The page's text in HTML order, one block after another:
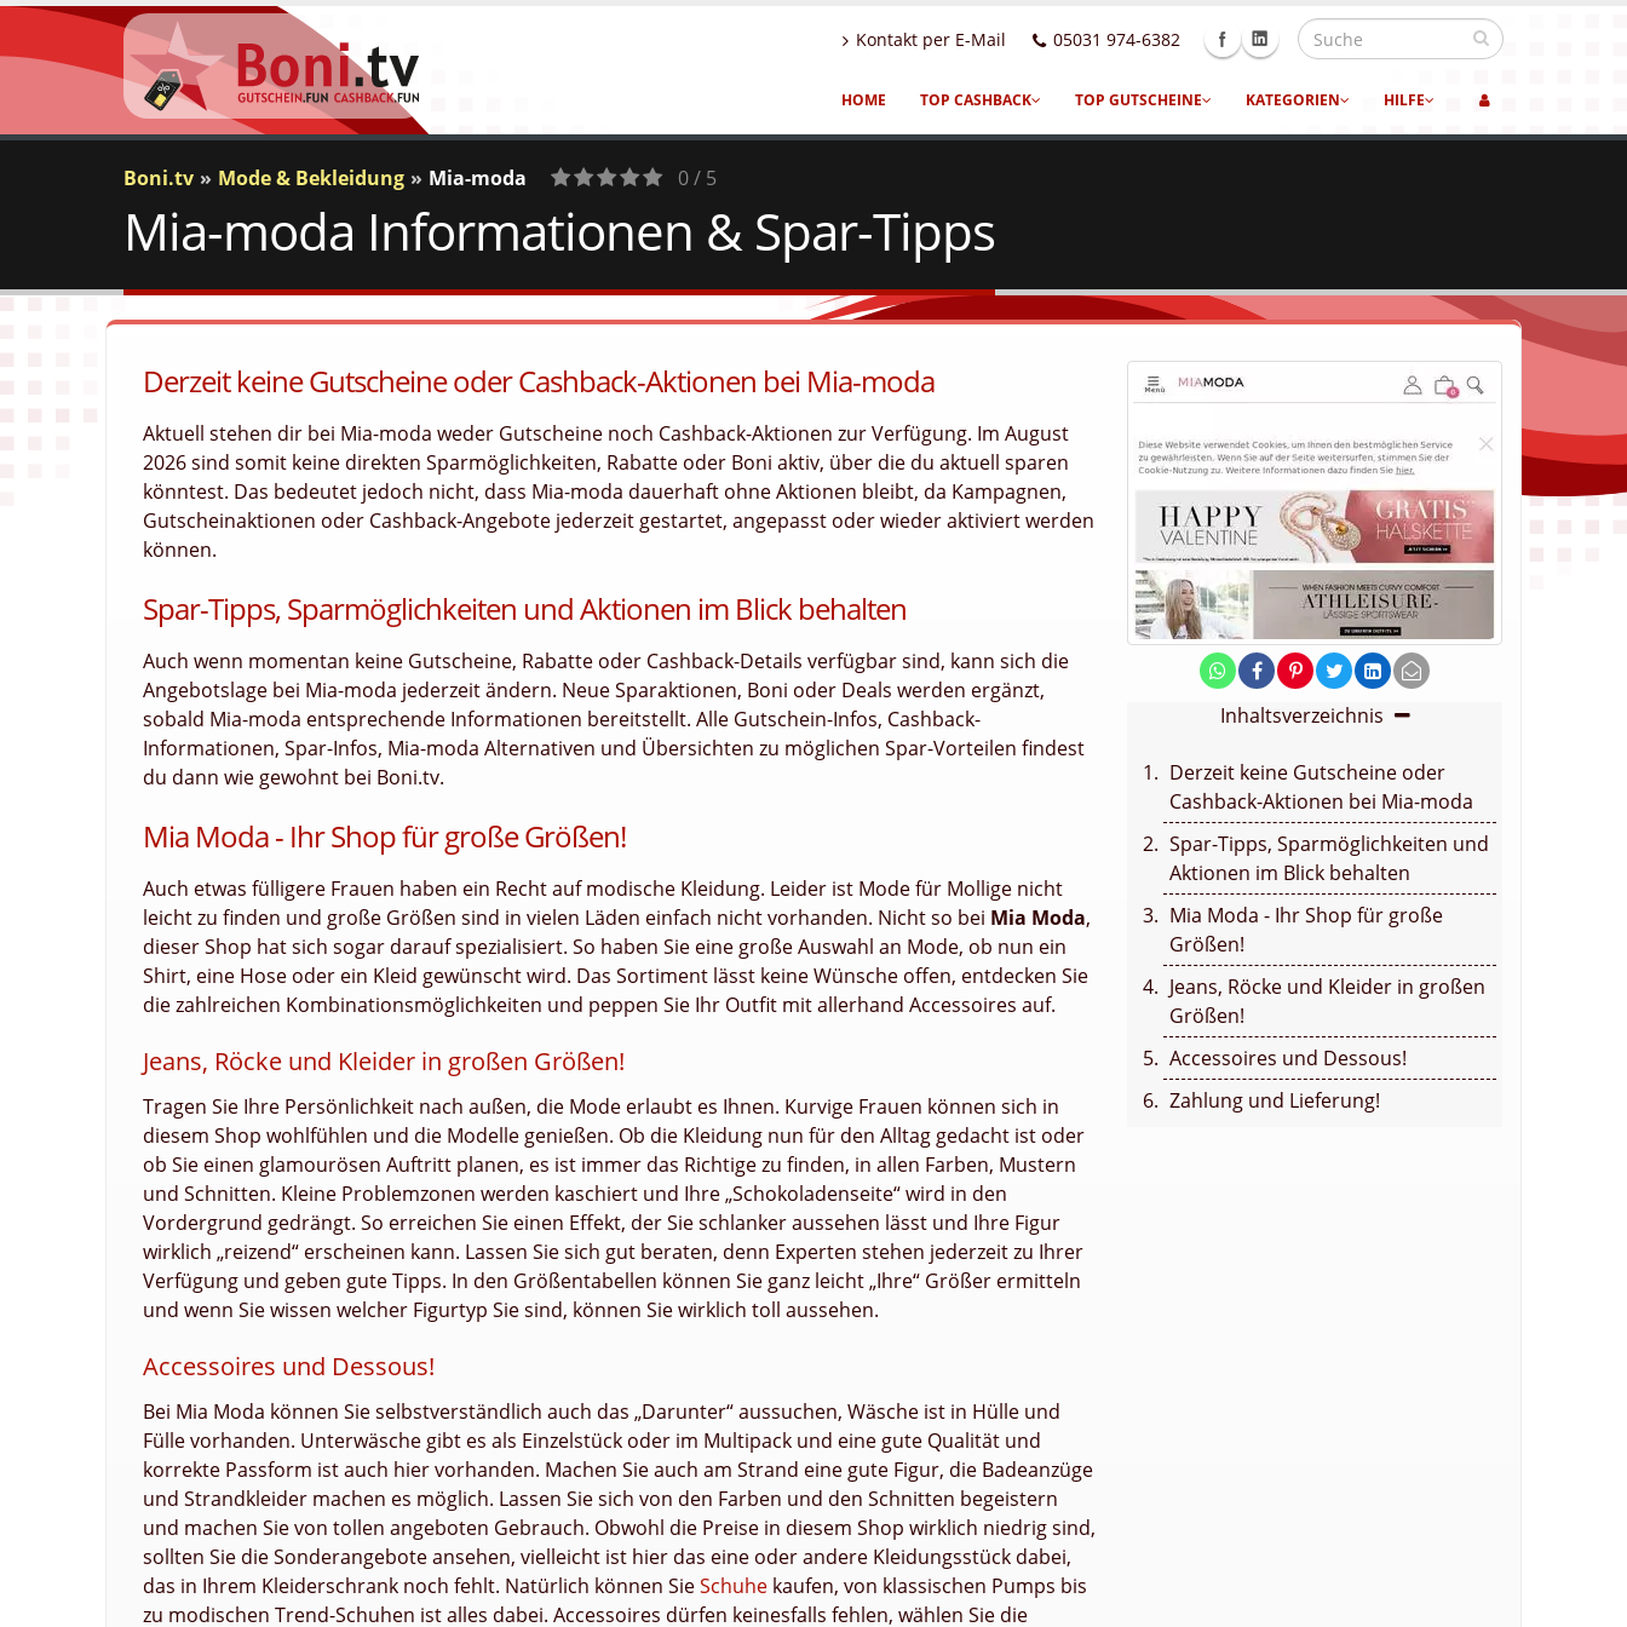
Kontakt per E-Mail 05031 974-6382
HOME TOP CASHBACK TOP GUTSCHEINE KATEGORIEN HILFE
Boni.tv Mode & Bekleidung Mia-moda
Votes
0 / 5
Mia-moda Informationen & Spar-Tipps
Inhaltsverzeichnis
Derzeit keine Gutscheine oder
Cashback-Aktionen bei Mia-moda
Spar-Tipps, Sparmöglichkeiten und
Aktionen im Blick behalten
Mia Moda - Ihr Shop für große
Größen!
Jeans, Röcke und Kleider in großen
Größen!
Accessoires und Dessous!
Zahlung und Lieferung!
Derzeit keine Gutscheine oder Cashback-Aktionen bei Mia-moda
Aktuell stehen dir bei Mia-moda weder Gutscheine noch Cashback-Aktionen zur Verfügung. Im August
2026 sind somit keine direkten Sparmöglichkeiten, Rabatte oder Boni aktiv, über die du aktuell sparen
könntest. Das bedeutet jedoch nicht, dass Mia-moda dauerhaft ohne Aktionen bleibt, da Kampagnen,
Gutscheinaktionen oder Cashback-Angebote jederzeit gestartet, angepasst oder wieder aktiviert werden
können.
Spar-Tipps, Sparmöglichkeiten und Aktionen im Blick behalten
Auch wenn momentan keine Gutscheine, Rabatte oder Cashback-Details verfügbar sind, kann sich die
Angebotslage bei Mia-moda jederzeit ändern. Neue Sparaktionen, Boni oder Deals werden ergänzt,
sobald Mia-moda entsprechende Informationen bereitstellt. Alle Gutschein-Infos, Cashback-
Informationen, Spar-Infos, Mia-moda Alternativen und Übersichten zu möglichen Spar-Vorteilen findest
du dann wie gewohnt bei Boni.tv.
Mia Moda - Ihr Shop für große Größen!
Auch etwas fülligere Frauen haben ein Recht auf modische Kleidung. Leider ist Mode für Mollige nicht
leicht zu finden und große Größen sind in vielen Läden einfach nicht vorhanden. Nicht so bei Mia Moda,
dieser Shop hat sich sogar darauf spezialisiert. So haben Sie eine große Auswahl an Mode, ob nun ein
Shirt, eine Hose oder ein Kleid gewünscht wird. Das Sortiment lässt keine Wünsche offen, entdecken Sie
die zahlreichen Kombinationsmöglichkeiten und peppen Sie Ihr Outfit mit allerhand Accessoires auf.
Jeans, Röcke und Kleider in großen Größen!
Tragen Sie Ihre Persönlichkeit nach außen, die Mode erlaubt es Ihnen. Kurvige Frauen können sich in
diesem Shop wohlfühlen und die Modelle genießen. Ob die Kleidung nun für den Alltag gedacht ist oder
ob Sie einen glamourösen Auftritt planen, es ist immer das Richtige zu finden, in allen Farben, Mustern
und Schnitten. Kleine Problemzonen werden kaschiert und Ihre „Schokoladenseite“ wird in den
Vordergrund gedrängt. So erreichen Sie einen Effekt, der Sie schlanker aussehen lässt und Ihre Figur
wirklich „reizend“ erscheinen kann. Lassen Sie sich gut beraten, denn Experten stehen jederzeit zu Ihrer
Verfügung und geben gute Tipps. In den Größentabellen können Sie ganz leicht „Ihre“ Größer ermitteln
und wenn Sie wissen welcher Figurtyp Sie sind, können Sie wirklich toll aussehen.
Accessoires und Dessous!
Bei Mia Moda können Sie selbstverständlich auch das „Darunter“ aussuchen, Wäsche ist in Hülle und
Fülle vorhanden. Unterwäsche gibt es als Einzelstück oder im Multipack und eine gute Qualität und
korrekte Passform ist auch hier vorhanden. Machen Sie auch am Strand eine gute Figur, die Badeanzüge
und Strandkleider machen es möglich. Lassen Sie sich von den Farben und den Schnitten begeistern
und machen Sie von tollen angeboten Gebrauch. Obwohl die Preise in diesem Shop wirklich niedrig sind,
sollten Sie die Sonderangebote ansehen, vielleicht ist hier das eine oder andere Kleidungsstück dabei,
das in Ihrem Kleiderschrank noch fehlt. Natürlich können SieSchuhe kaufen, von klassischen Pumps bis
zu modischen Trend-Schuhen ist alles dabei. Accessoires dürfen keinesfalls fehlen, wählen Sie die